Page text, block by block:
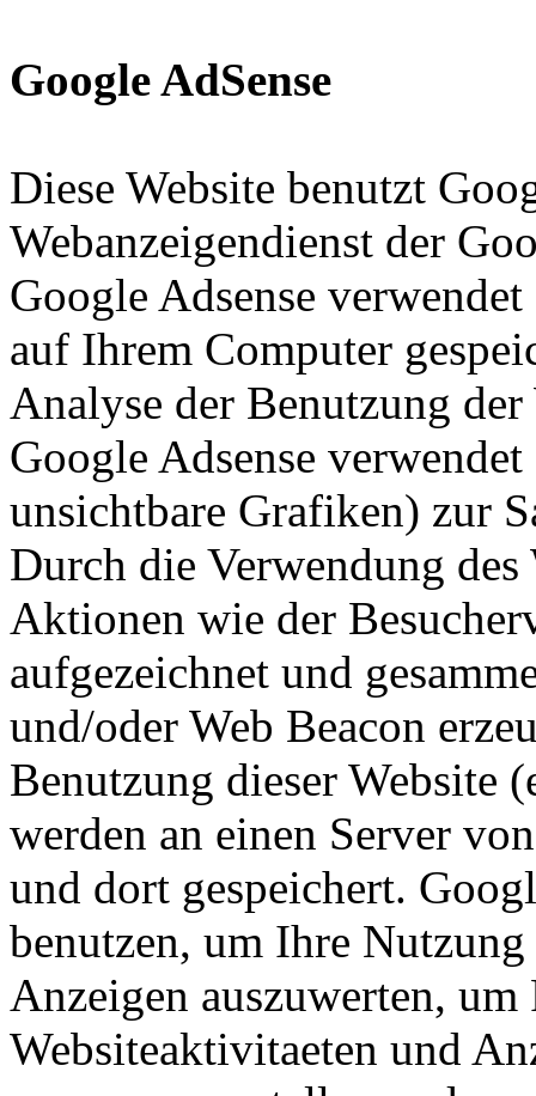
Google AdSense
Diese Website benutzt
Webanzeigendienst der
Google Adsense
auf Ihrem Computer
Analyse der Benutzung
Google Adsense
unsichtbare Grafiken) zur
Durch die Verwendung
Aktionen wie der
aufgezeichnet und
und/oder Web Beacon
Benutzung dieser Website
werden an einen Server
und dort gespeichert.
benutzen, um Ihre
Anzeigen auszuwerten, um
Websiteaktivitaeten und